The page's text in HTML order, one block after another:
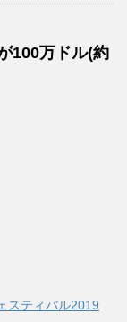
100万ドル(約
スティバル2019